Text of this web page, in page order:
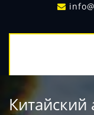
Китайский